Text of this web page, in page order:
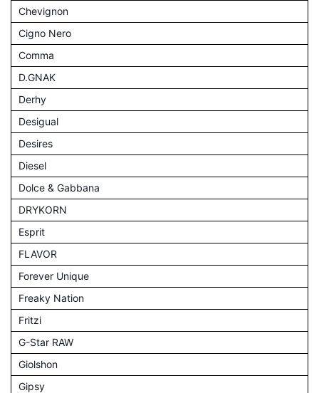
Chevignon
Cigno Nero
Comma
D.GNAK
Derhy
Desigual
Desires
Diesel
Dolce & Gabbana
DRYKORN
Esprit
FLAVOR
Forever Unique
Freaky Nation
Fritzi
G-Star RAW
Giolshon
Gipsy